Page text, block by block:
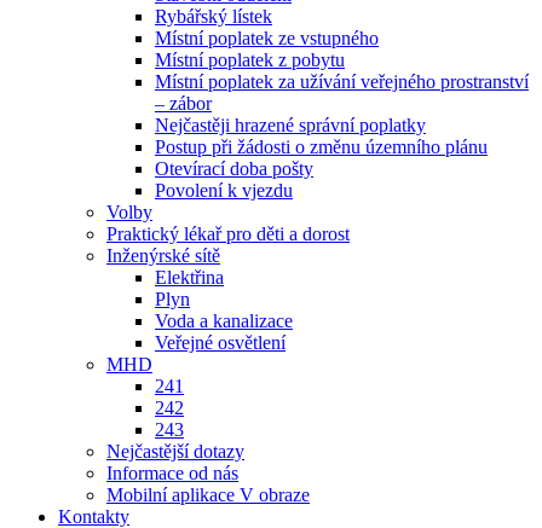
Rybářský lístek
Místní poplatek ze vstupného
Místní poplatek z pobytu
Místní poplatek za užívání veřejného prostranství
– zábor
Nejčastěji hrazené správní poplatky
Postup při žádosti o změnu územního plánu
Otevírací doba pošty
Povolení k vjezdu
Volby
Praktický lékař pro děti a dorost
Inženýrské sítě
Elektřina
Plyn
Voda a kanalizace
Veřejné osvětlení
MHD
241
242
243
Nejčastější dotazy
Informace od nás
Mobilní aplikace V obraze
Kontakty